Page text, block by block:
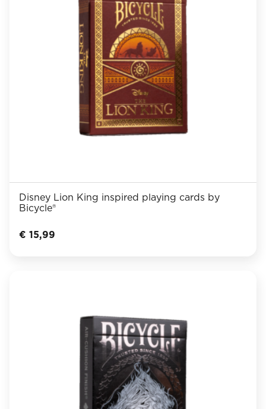
Disney Lion King inspired playing cards by
Bicycle®
€ 15,99